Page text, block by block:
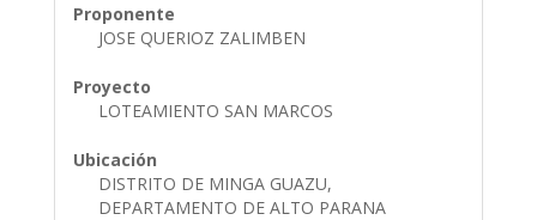
Proponente
JOSE QUERIOZ ZALIMBEN
Proyecto
LOTEAMIENTO SAN MARCOS
Ubicación
DISTRITO DE MINGA GUAZU,
DEPARTAMENTO DE ALTO PARANA